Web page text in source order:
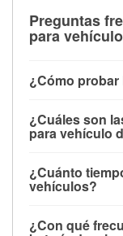
Preguntas
para
¿Cómo
maneras. El
multímetro: con
voltaje: una
cargada
importante
¿Cuáles son
para vehículo
advertencia. Un
tenues,
¿Cuánto
vehículos?
entre 3 y 5
¿Con qué